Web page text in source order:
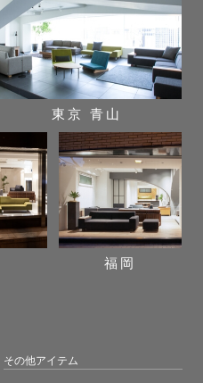
東京 青山
福岡
その他アイテム